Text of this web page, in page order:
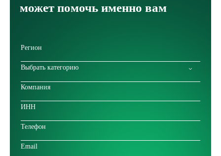
может помочь именно вам
Выбрать категорию